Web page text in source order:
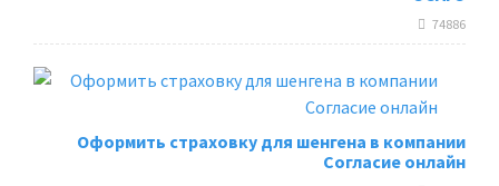
74886
Оформить страховку для шенгена в компании
Согласие онлайн